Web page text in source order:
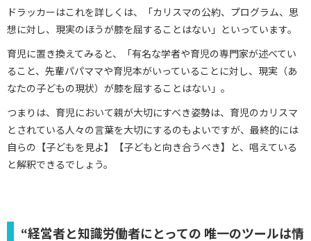
ドラッカーはこれを詳しくは、「カリスマの公約、プログラム、思
想に対し、現実のほうが膝を屈することはない」といっています。
育児に置き換えてみると、「有名な学者や育児の専門家が述べてい
ること、先輩パパママや育児本がいっていることに対し、現実（あ
なたの子どもの現状）が膝を屈することはない」。
つまりは、育児において親が大切にすべき姿勢は、育児のカリスマ
とされている人々の言葉を大切にするのもよいですが、最終的には
自らの【子どもを見よ】【子どもと向き合うべき】と、唱えている
と解釈できるでしょう。
“経営者と知識労働者にとっての 唯一のツールは情